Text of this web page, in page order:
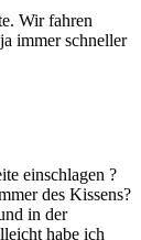
Wir fahren
immer schneller
einschlagen ?
des Kissens?
in der
habe ich